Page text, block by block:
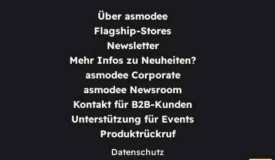
Über asmodee
Flagship-Stores
Newsletter
Mehr Infos zu Neuheiten?
asmodee Corporate
asmodee Newsroom
Kontakt für B2B-Kunden
Unterstützung für Events
Produktrückruf
Datenschutz